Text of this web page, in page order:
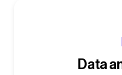
Data